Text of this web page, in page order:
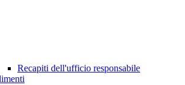
Recapiti dell'ufficio responsabile